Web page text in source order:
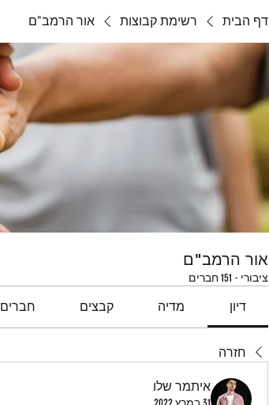
דף הבית רשימת קבוצות אור הרמב"ם
אור הרמב"ם
ציבורי · 151 חברים
דיון מדיה קבצים חברים
חזרה
איתמר שלו